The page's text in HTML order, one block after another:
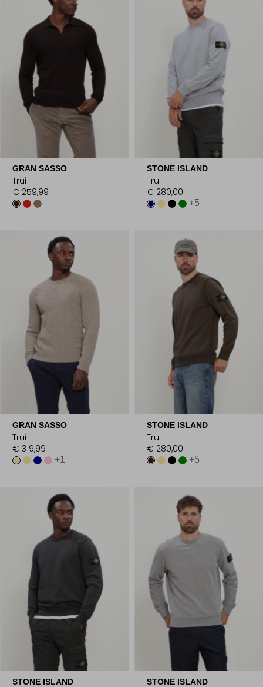
GRAN SASSO
Trui
€ 259,99
STONE ISLAND
Trui
€ 280,00
+5
GRAN SASSO
Trui
€ 319,99
+1
STONE ISLAND
Trui
€ 280,00
+5
STONE ISLAND STONE ISLAND